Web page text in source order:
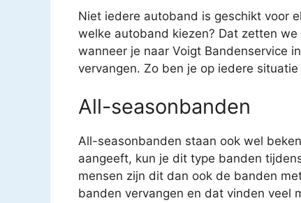
Niet iedere autoband is geschikt voor
welke autoband kiezen? Dat zetten
wanneer je naar Voigt Bandenservice
vervangen. Zo ben je op iedere
All-seasonbanden
All-seasonbanden staan ook wel
aangeeft, kun je dit type banden
mensen zijn dit dan ook de banden
banden vervangen en dat vinden veel